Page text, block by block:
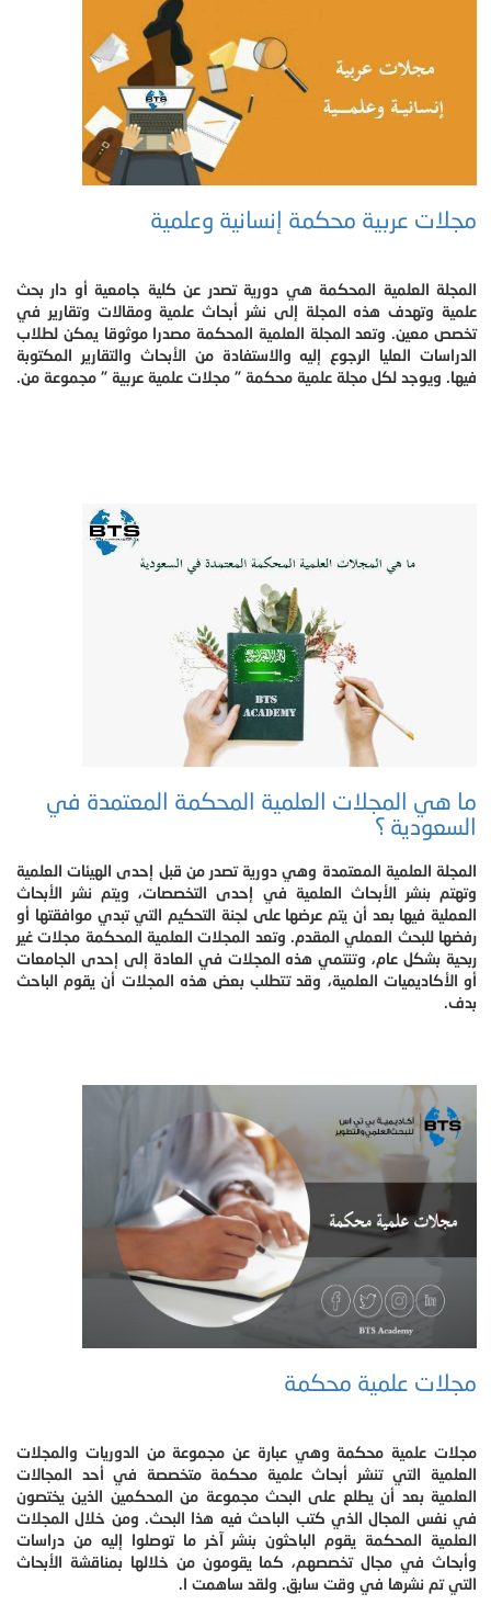
مجلات عربية محكمة إنسانية وعلمية
المجلة العلمية المحكمة هي دورية تصدر عن كلية جامعية أو دار بحث
علمية وتهدف هذه المجلة إلى نشر أبحاث علمية ومقالات وتقارير في
تخصص معين. وتعد المجلة العلمية المحكمة مصدرا موثوقا يمكن لطلاب
الدراسات العليا الرجوع إليه والاستفادة من الأبحاث والتقارير المكتوبة
فيها. ويوجد لكل مجلة علمية محكمة " مجلات علمية عربية " مجموعة من.
ما هي المجلات العلمية المحكمة المعتمدة في
السعودية ؟
المجلة العلمية المعتمدة وهي دورية تصدر من قبل إحدى الهيئات العلمية
وتهتم بنشر الأبحاث العلمية في إحدى التخصصات، ويتم نشر الأبحاث
العملية فيها بعد أن يتم عرضها على لجنة التحكيم التي تبدي موافقتها أو
رفضها للبحث العملي المقدم. وتعد المجلات العلمية المحكمة مجلات غير
ربحية بشكل عام، وتنتمي هذه المجلات في العادة إلى إحدى الجامعات
أو الأكاديميات العلمية، وقد تتطلب بعض هذه المجلات أن يقوم الباحث
بدف.
مجلات علمية محكمة
مجلات علمية محكمة وهي عبارة عن مجموعة من الدوريات والمجلات
العلمية التي تنشر أبحاث علمية محكمة متخصصة في أحد المجالات
العلمية بعد أن يطلع على البحث مجموعة من المحكمين الذين يختصون
في نفس المجال الذي كتب الباحث فيه هذا البحث. ومن خلال المجلات
العلمية المحكمة يقوم الباحثون بنشر آخر ما توصلوا إليه من دراسات
وأبحاث في مجال تخصصهم، كما يقومون من خلالها بمناقشة الأبحاث
التي تم نشرها في وقت سابق. ولقد ساهمت ا.